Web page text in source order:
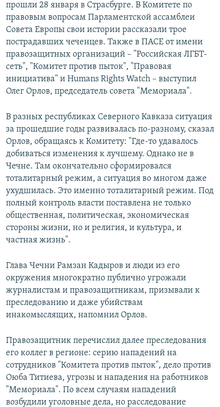
прошли 28 января в Страсбурге. В Комитете по
правовым вопросам Парламентской ассамблеи
Совета Европы свои истории рассказали трое
пострадавших чеченцев. Также в ПАСЕ от имени
правозащитных организаций – "Российская ЛГБТ-
сеть", "Комитет против пыток", "Правовая
инициатива" и Humans Rights Watch – выступил
Олег Орлов, председатель совета "Мемориала".
В разных республиках Северного Кавказа ситуация
за прошедшие годы развивалась по-разному, сказал
Орлов, обращаясь к Комитету: "Где-то удавалось
добиваться изменения к лучшему. Однако не в
Чечне. Там окончательно сформировался
тоталитарный режим, а ситуация во многом даже
ухудшилась. Это именно тоталитарный режим. Под
полный контроль власти поставлена не только
общественная, политическая, экономическая
стороны жизни, но и религия, и культура, и
частная жизнь".
Глава Чечни Рамзан Кадыров и люди из его
окружения многократно публично угрожали
журналистам и правозащитникам, призывали к
преследованию и даже убийствам
инакомыслящих, напомнил Орлов.
Правозащитник перечислил далее преследования
его коллег в регионе: серию нападений на
сотрудников "Комитета против пыток", дело против
Оюба Титиева, угрозы и нападения на работников
"Мемориала". По всем случаям нападений
возбудили уголовные дела, но расследование